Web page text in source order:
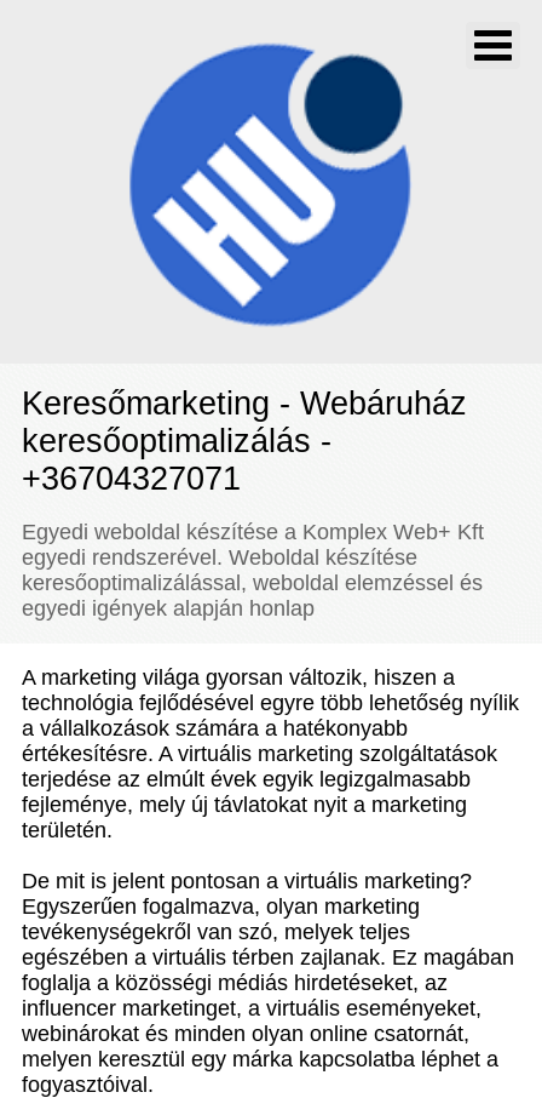
Keresőmarketing - Webáruház
keresőoptimalizálás -
+36704327071
Egyedi weboldal készítése a Komplex Web+ Kft
egyedi rendszerével. Weboldal készítése
keresőoptimalizálással, weboldal elemzéssel és
egyedi igények alapján honlap
A marketing világa gyorsan változik, hiszen a
technológia fejlődésével egyre több lehetőség nyílik
a vállalkozások számára a hatékonyabb
értékesítésre. A virtuális marketing szolgáltatások
terjedése az elmúlt évek egyik legizgalmasabb
fejleménye, mely új távlatokat nyit a marketing
területén.
De mit is jelent pontosan a virtuális marketing?
Egyszerűen fogalmazva, olyan marketing
tevékenységekről van szó, melyek teljes
egészében a virtuális térben zajlanak. Ez magában
foglalja a közösségi médiás hirdetéseket, az
influencer marketinget, a virtuális eseményeket,
webinárokat és minden olyan online csatornát,
melyen keresztül egy márka kapcsolatba léphet a
fogyasztóival.